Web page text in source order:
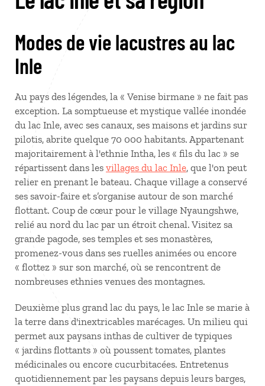
Modes de vie lacustres au lac
Inle
Au pays des légendes, la « Venise birmane » ne fait pas
exception. La somptueuse et mystique vallée inondée
du lac Inle, avec ses canaux, ses maisons et jardins sur
pilotis, abrite quelque 70 000 habitants. Appartenant
majoritairement à l'ethnie Intha, les « fils du lac » se
répartissent dans les villages du lac Inle, que l'on peut
relier en prenant le bateau. Chaque village a conservé
ses savoir-faire et s’organise autour de son marché
flottant. Coup de cœur pour le village Nyaungshwe,
relié au nord du lac par un étroit chenal. Visitez sa
grande pagode, ses temples et ses monastères,
promenez-vous dans ses ruelles animées ou encore
« flottez » sur son marché, où se rencontrent de
nombreuses ethnies venues des montagnes.
Deuxième plus grand lac du pays, le lac Inle se marie à
la terre dans d'inextricables marécages. Un milieu qui
permet aux paysans inthas de cultiver de typiques
« jardins flottants » où poussent tomates, plantes
médicinales ou encore cucurbitacées. Entretenus
quotidiennement par les paysans depuis leurs barges,